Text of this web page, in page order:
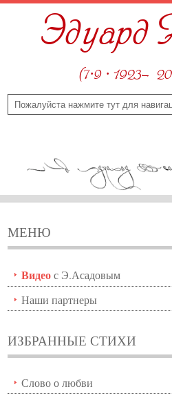
Эдуард
(7·9 ·
МЕНЮ
Видеос Э.Асадовым
Наши партнеры
ИЗБРАННЫЕ СТИХИ
Слово о любви